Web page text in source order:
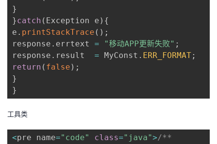
}
}catch ( Exception e ) {
e . printStackTrace ( ) ;
response . errtext = "移动APP更新失败" ;
response . result = MyConst . ERR_FORMAT;
return ( false ) ;
}
}
工具类
<pre name="code" class="java">/**